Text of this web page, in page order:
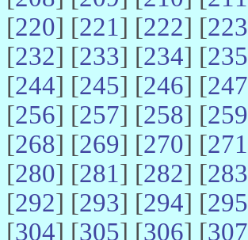
[220] [221] [222] [223
[232] [233] [234] [235
[244] [245] [246] [247
[256] [257] [258] [259
[268] [269] [270] [271
[280] [281] [282] [283
[292] [293] [294] [295
[304] [305] [306] [307